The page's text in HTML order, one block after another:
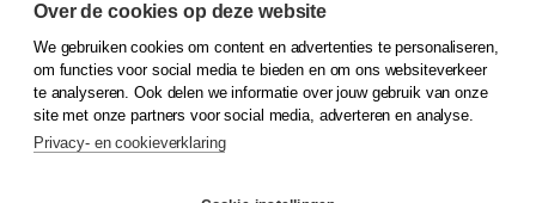
© 2026Koninklijke Boom uitgevers
Klantenservice
Service & informatie
Contact
Over de cookies op deze website
We gebruiken cookies om content en advertenties te personaliseren,
om functies voor social media te bieden en om ons websiteverkeer
te analyseren. Ook delen we informatie over jouw gebruik van onze
site met onze partners voor social media, adverteren en analyse.
Privacy- en cookieverklaring